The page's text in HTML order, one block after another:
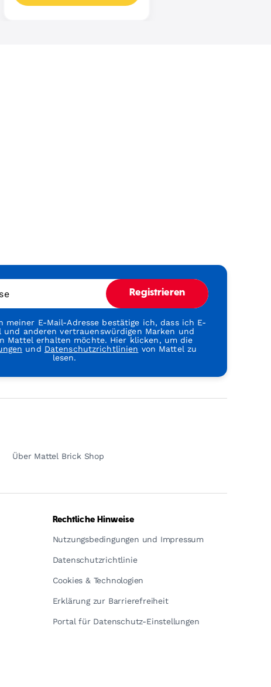
Registrieren
meiner E-Mail-Adresse bestätige ich, dass ich E-
und anderen vertrauenswürdigen Marken und
Mattel erhalten möchte. Hier klicken, um die
und Datenschutzrichtlinien von Mattel zu
lesen.
Über Mattel Brick Shop
Rechtliche Hinweise
Nutzungsbedingungen und Impressum
Datenschutzrichtlinie
Cookies & Technologien
Erklärung zur Barrierefreiheit
Portal für Datenschutz-Einstellungen